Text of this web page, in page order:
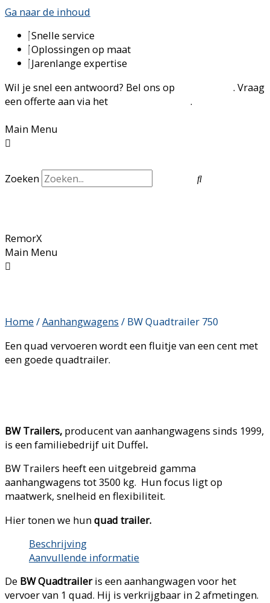
Ga naar de inhoud
Snelle service
Oplossingen op maat
Jarenlange expertise
Wil je snel een antwoord? Bel ons op
. Vraag
een offerte aan via het
.
Main Menu
Zoeken
RemorX
Main Menu
Home /Aanhangwagens / BW Quadtrailer 750
Een quad vervoeren wordt een fluitje van een cent met
een goede quadtrailer.
BW Trailers, producent van aanhangwagens sinds 1999,
is een familiebedrijf uit Duffel.
BW Trailers heeft een uitgebreid gamma
aanhangwagens tot 3500 kg. Hun focus ligt op
maatwerk, snelheid en flexibiliteit.
Hier tonen we hunquad trailer.
Beschrijving
Aanvullende informatie
De BW Quadtraileris een aanhangwagen voor het
vervoer van 1 quad. Hij is verkrijgbaar in 2 afmetingen.